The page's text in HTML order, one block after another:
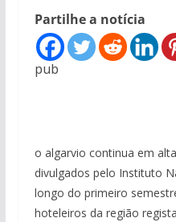
Partilhe a notícia
pub
o algarvio continua em
divulgados pelo Instituto
longo do primeiro
hoteleiros da região